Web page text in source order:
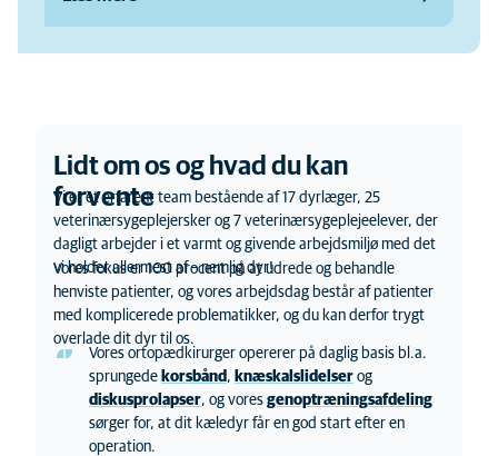
Lidt om os og hvad du kan
forvente
Vi er et erfarent team bestående af 17 dyrlæger, 25
veterinærsygeplejersker og 7 veterinærsygeplejeelever, der
dagligt arbejder i et varmt og givende arbejdsmiljø med det
vi holder allermest af – nemlig dyr!
Vores fokus er 100 procent på at udrede og behandle
henviste patienter, og vores arbejdsdag består af patienter
med komplicerede problematikker, og du kan derfor trygt
overlade dit dyr til os.
Vores ortopædkirurger opererer på daglig basis bl.a.
sprungede korsbånd , knæskalslidelser og
diskusprolapser, og vores genoptræningsafdeling
sørger for, at dit kæledyr får en god start efter en
operation.